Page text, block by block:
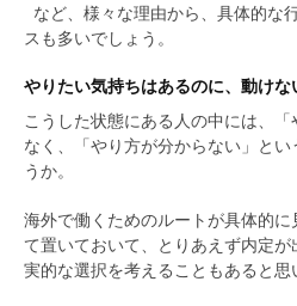
など、様々な理由から、具体的な
スも多いでしょう。
やりたい気持ちはあるのに、動けな
こうした状態にある人の中には、
なく、「やり方が分からない」とい
うか。
海外で働くためのルートが具体的
て置いておいて、とりあえず内定
実的な選択を考えることもあると思